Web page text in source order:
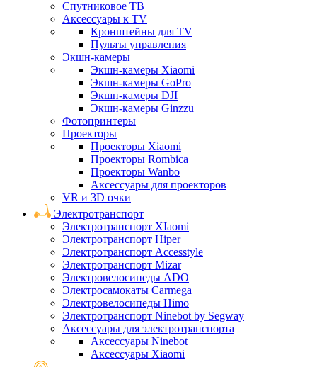
Спутниковое ТВ
Аксессуары к TV
Кронштейны для TV
Пульты управления
Экшн-камеры
Экшн-камеры Xiaomi
Экшн-камеры GoPro
Экшн-камеры DJI
Экшн-камеры Ginzzu
Фотопринтеры
Проекторы
Проекторы Xiaomi
Проекторы Rombica
Проекторы Wanbo
Аксессуары для проекторов
VR и 3D очки
Электротранспорт
Электротранспорт XIaomi
Электротранспорт Hiper
Электротранспорт Accesstyle
Электротранспорт Mizar
Электровелосипеды ADO
Электросамокаты Carmega
Электровелосипеды Himo
Электротранспорт Ninebot by Segway
Аксессуары для электротранспорта
Аксессуары Ninebot
Аксессуары Xiaomi